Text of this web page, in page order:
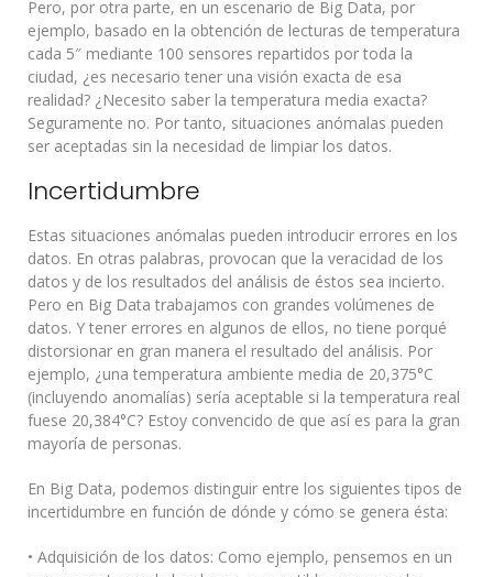
Pero, por otra parte, en un escenario de Big Data, por
ejemplo, basado en la obtención de lecturas de temperatura
cada 5″ mediante 100 sensores repartidos por toda la
ciudad, ¿es necesario tener una visión exacta de esa
realidad? ¿Necesito saber la temperatura media exacta?
Seguramente no. Por tanto, situaciones anómalas pueden
ser aceptadas sin la necesidad de limpiar los datos.
Incertidumbre
Estas situaciones anómalas pueden introducir errores en los
datos. En otras palabras, provocan que la veracidad de los
datos y de los resultados del análisis de éstos sea incierto.
Pero en Big Data trabajamos con grandes volúmenes de
datos. Y tener errores en algunos de ellos, no tiene porqué
distorsionar en gran manera el resultado del análisis. Por
ejemplo, ¿una temperatura ambiente media de 20,375°C
(incluyendo anomalías) sería aceptable si la temperatura real
fuese 20,384°C? Estoy convencido de que así es para la gran
mayoría de personas.
En Big Data, podemos distinguir entre los siguientes tipos de
incertidumbre en función de dónde y cómo se genera ésta:
• Adquisición de los datos: Como ejemplo, pensemos en un